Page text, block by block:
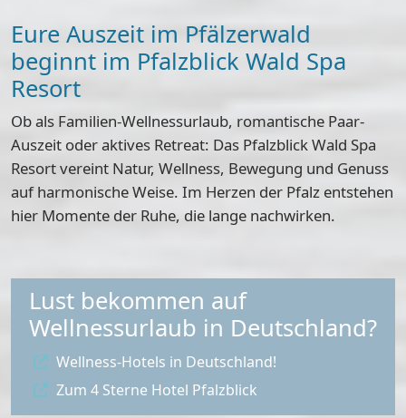
Eure Auszeit im Pfälzerwald
beginnt im Pfalzblick Wald Spa
Resort
Ob als Familien-Wellnessurlaub, romantische Paar-
Auszeit oder aktives Retreat: Das Pfalzblick Wald Spa
Resort vereint Natur, Wellness, Bewegung und Genuss
auf harmonische Weise. Im Herzen der Pfalz entstehen
hier Momente der Ruhe, die lange nachwirken.
Lust bekommen auf
Wellnessurlaub in Deutschland?
Wellness-Hotels in Deutschland!
Zum 4 Sterne Hotel Pfalzblick